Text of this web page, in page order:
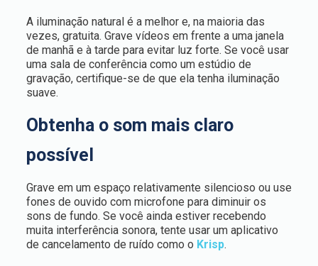
A iluminação natural é a melhor e, na maioria das
vezes, gratuita. Grave vídeos em frente a uma janela
de manhã e à tarde para evitar luz forte. Se você usar
uma sala de conferência como um estúdio de
gravação, certifique-se de que ela tenha iluminação
suave.
Obtenha o som mais claro
possível
Grave em um espaço relativamente silencioso ou use
fones de ouvido com microfone para diminuir os
sons de fundo. Se você ainda estiver recebendo
muita interferência sonora, tente usar um aplicativo
de cancelamento de ruído como o Krisp.